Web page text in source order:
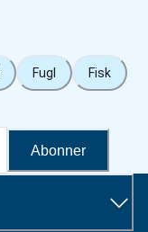
Fugl Fisk
Abonner